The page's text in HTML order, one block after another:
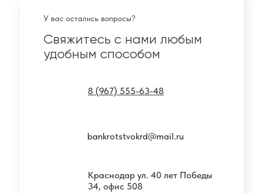
Свяжитесь с нами любым
удобным способом
8 (967) 555-63-48
Краснодар ул. 40 лет Победы
34, офис 508
bankrotstvokrd@mail.ru
У вас остались вопросы?